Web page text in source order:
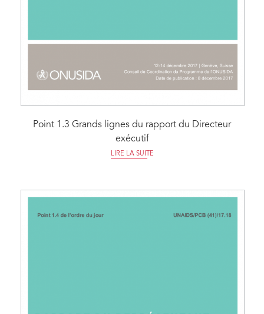
Point 1.3 Grands lignes du rapport du Directeur
exécutif
LIRE LA SUITE